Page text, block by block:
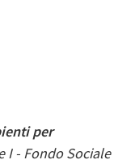
per
I - Fondo Sociale